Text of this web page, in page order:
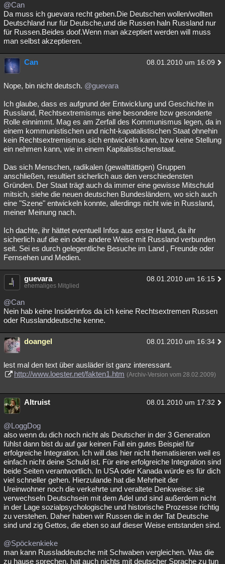
@Can
Da muss ich guevara recht geben.Die Deutschen wollen/wollten
Deutschland nur für Deutsche,und die Russen haln Russland nur
für Russen.Beides doof.Wenn man akzeptiert werden will muss
man selbst akzeptieren.
Can 08.01.2010 um 16:09
Nope, bin nicht deutsch. @guevara
Ich glaube, dass es aufgrund der Entwicklung und Geschichte in
Russland, Rechtsextremismus eine besondere bzw gesonderte
Rolle einnimmt. Mag es am Zerfall des Kommunismus legen, da in
einem kommunistischen und nicht-kapatalistischen Staat ohnehin
kein Rechtsextremismus sich entwickeln kann, bzw keine Stellung
ein nehmen kann, wie in einem Kapitalistischenstaat.
Das sich Menschen, radikalen (gewalttättigen) Gruppen
anschließen, resultiert sicherlich aus den verschiedensten
Gründen. Der Staat trägt auch da immer eine gewisse Mitschuld
mitsich, siehe die neuen deutschen Bundesländern, wo sich auch
eine "Szene" entwickeln konnte, allerdings nicht wie in Russland,
meiner Meinung nach.
Ich dachte, ihr hättet eventuell Infos aus erster Hand, da ihr
sicherlich auf die ein oder andere Weise mit Russland verbunden
seit. Sei es durch gelegentliche Besuche im Land , Freunde oder
Fernsehen und Medien.
guevara 08.01.2010 um 16:15
ehemaliges Mitglied
@Can
Nein hab keine Insiderinfos da ich keine Rechtsextremen Russen
oder Russlanddeutsche kenne.
doangel 08.01.2010 um 16:34
lest mal den text über ausläder ist ganz interessant.
http://www.loester.net/fakten1.htm (Archiv-Version vom 28.02.2009)
Altruist 08.01.2010 um 17:32
@LoggDog
also wenn du dich noch nicht als Deutscher in der 3 Generation
fühlst dann bist du auf gar keinen Fall ein gutes Beispiel für
erfolgreiche Integration. Ich will das hier nicht thematisieren weil es
einfach nicht deine Schuld ist. Für eine erfolgreiche Integration sind
beide Seiten verantwortlich. In USA oder Kanada würde es für dich
viel schneller gehen. Hierzulande hat die Mehrheit der
Ureinwohner noch die verkehrte und veraltete Denkweise: sie
verwechseln Deutschsein mit dem Adel und sind außerdem nicht
in der Lage sozialpsychologische und historische Prozesse richtig
zu verstehen. Daher haben wir Russen die in der Tat Deutsche
sind und zig Gettos, die eben so auf dieser Weise entstanden sind.
@Spöckenkieke
man kann Russladdeutsche mit Schwaben vergleichen. Was die
zu hause sprechen, hat auch nichts mit deutscher Sprache zu tun